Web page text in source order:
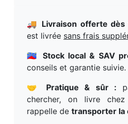
🚚 Livraison offerte
est livrée sans frais
🇷🇪 Stock local & SAV
conseils et garantie suivie.
🤝 Pratique & sûr :
chercher, on livre
rappelle de transporter la